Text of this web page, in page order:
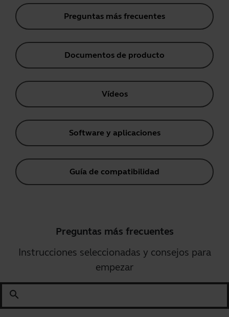
Preguntas más frecuentes
Documentos de producto
Vídeos
Software y aplicaciones
Guía de compatibilidad
Preguntas más frecuentes
Instrucciones seleccionadas y consejos para
empezar
search